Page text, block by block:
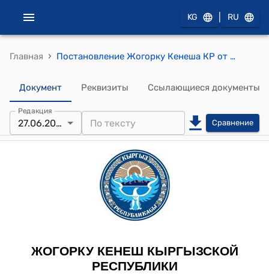
KG RU
Главная › Постановление Жогорку Кенеша КР от 27 июня 2008 года № 577-IV "О принятии Закона Кыргызской Республики "О ратификации Дополнения к Кредитному соглашению от 27 апреля 2003 года между Правительством Кыргызской Республики и Исламским банком развития по участию в финансировании проекта реабилитации автодороги Тараз-Талаc-Суусамыр, подписанного 8 июня 2008 года в городе Бишкек""
Документ Реквизиты Ссылающиеся документы
Редакция
27.06.2008 Сравнение